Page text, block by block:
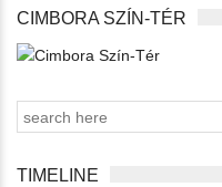
CIMBORA SZÍN-TÉR
TIMELINE